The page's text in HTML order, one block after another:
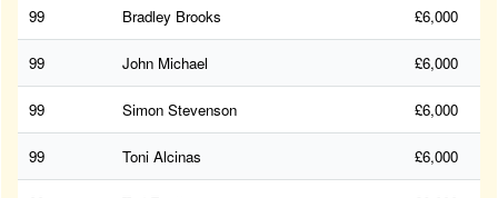
99 Bradley Brooks £6,000
99 John Michael £6,000
99 Simon Stevenson £6,000
99 Toni Alcinas £6,000